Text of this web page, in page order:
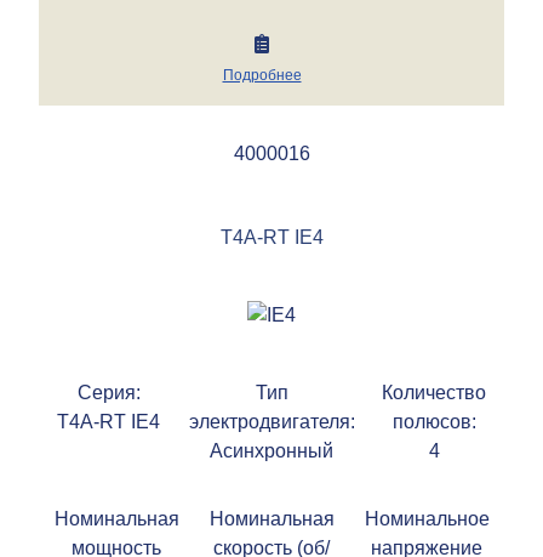
Подробнее
4000016
T4A-RT IE4
Серия:
T4A-RT IE4
Тип
электродвигателя:
Асинхронный
Количество
полюсов:
4
Номинальная
мощность
Номинальная
скорость (об/
Номинальное
напряжение